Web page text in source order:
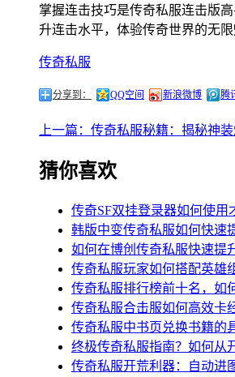
掌握连击技巧是传奇私服连击版
升连击水平，体验传奇世界的无限
传奇私服
分享到： QQ空间 新浪微博 腾
上一篇：传奇私服秘籍：揭秘神
猜你喜欢
传奇SF双挂登录器如何使用
韩版中变传奇私服如何快速
如何在博创传奇私服快速提
传奇私服玩家如何搭配英雄
传奇私服排行榜前十名，如
传奇私服合击服如何高效卡
传奇私服中书页兑换书籍的
终极传奇私服指南？如何从
传奇私服开荒利器：自动进